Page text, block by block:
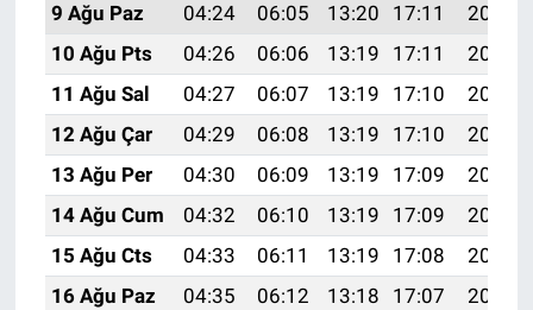
9 Ağu Paz
04:24 06:05 13:20 17:11
20:24
10 Ağu Pts
04:26 06:06 13:19 17:11
20:23
11 Ağu Sal
04:27 06:07 13:19 17:10
20:22
12 Ağu Çar
04:29 06:08 13:19 17:10
20:20
13 Ağu Per
04:30 06:09 13:19 17:09
20:19
14 Ağu Cum
04:32 06:10 13:19 17:09
20:18
15 Ağu Cts
04:33 06:11 13:19 17:08
20:16
16 Ağu Paz
04:35 06:12 13:18 17:07
20:15